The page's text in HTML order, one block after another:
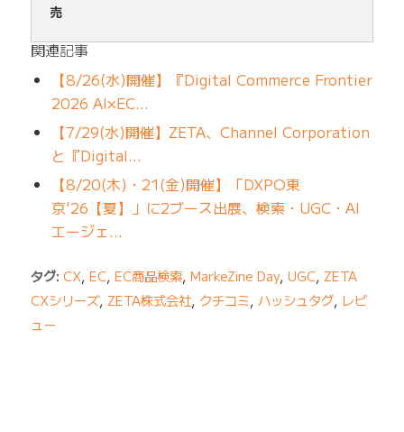
売
関連記事
【8/26(水)開催】『Digital Commerce Frontier
2026 AI×EC…
【7/29(水)開催】ZETA、Channel Corporation
と『Digital…
【8/20(木)・21(金)開催】「DXPO東
京'26【夏】」に2ブース出展、検索・UGC・AI
エージェ…
タグ: CX, EC, EC商品検索, MarkeZine Day, UGC, ZETA
CXシリーズ, ZETA株式会社, クチコミ, ハッシュタグ, レビ
ュー